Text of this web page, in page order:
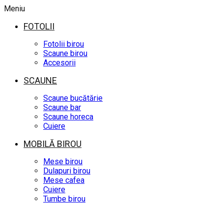
Meniu
FOTOLII
Fotolii birou
Scaune birou
Accesorii
SCAUNE
Scaune bucătărie
Scaune bar
Scaune horeca
Cuiere
MOBILĂ BIROU
Mese birou
Dulapuri birou
Mese cafea
Cuiere
Tumbe birou